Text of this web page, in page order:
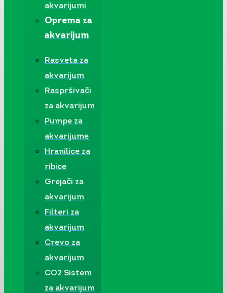
akvarijumi
Oprema za
akvarijum
Rasveta za
akvarijum
Raspršivači
za akvarijum
Pumpe za
akvarijume
Hranilice za
ribice
Grejači za
akvarijum
Filteri za
akvarijum
Crevo za
akvarijum
CO2 Sistem
za akvarijum